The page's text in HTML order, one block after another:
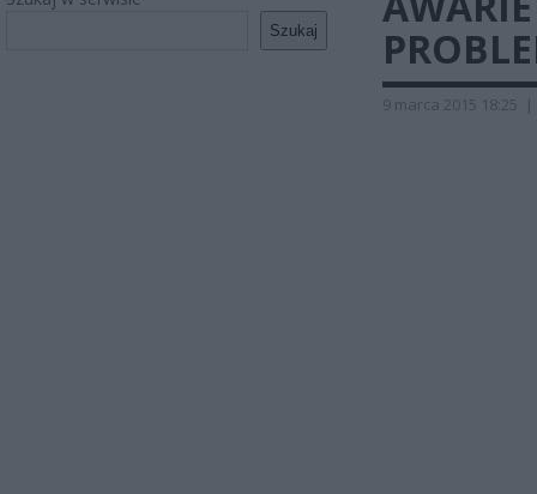
Szukaj
9 marca 2015 18:25 |